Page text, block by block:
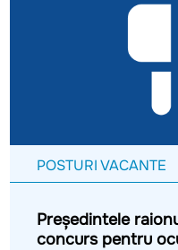
POSTURI VACANTE
Președintele
concurs pentru